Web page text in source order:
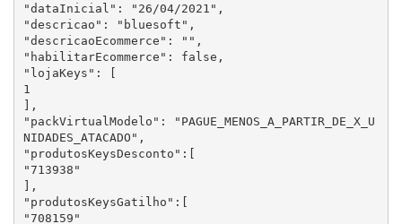
"dataInicial": "26/04/2021",
"descricao": "bluesoft",
"descricaoEcommerce": "",
"habilitarEcommerce": false,
"lojaKeys": [
1
],
"packVirtualModelo": "PAGUE_MENOS_A_PARTIR_DE_X_U
NIDADES_ATACADO",
"produtosKeysDesconto":[
"713938"
],
"produtosKeysGatilho":[
"708159"